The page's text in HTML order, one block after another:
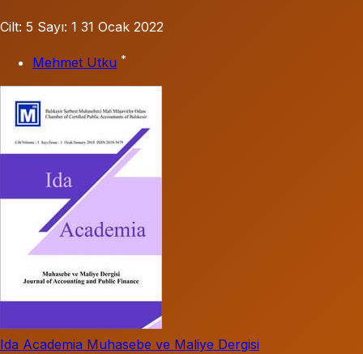
Cilt: 5 Sayı: 1 31 Ocak 2022
Mehmet Utku *
Ida Academia Muhasebe ve Maliye Dergisi